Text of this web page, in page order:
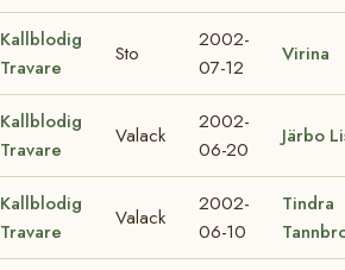
Kallblodig
Travare
Sto
2002-
07-12
Virina
Kallblodig
Travare
Valack
2002-
06-20
Järbo
Kallblodig
Travare
Valack
2002-
06-10
Tindra